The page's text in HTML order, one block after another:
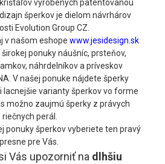
vyrobených patentovanou
šperkov je dielom návrhárov
Evolution Group CZ.
v našom eshope www.jesidesign.sk
ponuky náušníc, prsteňov,
náhrdelníkov a príveskov
V našej ponuke nájdete šperky
lacnejšie varianty šperkov vo forme
možno zaujmú šperky z právych
riečnych perál.
ponuky šperkov vyberiete ten pravý
presne pre Vás.
Vás upozorniť na dlhšiu